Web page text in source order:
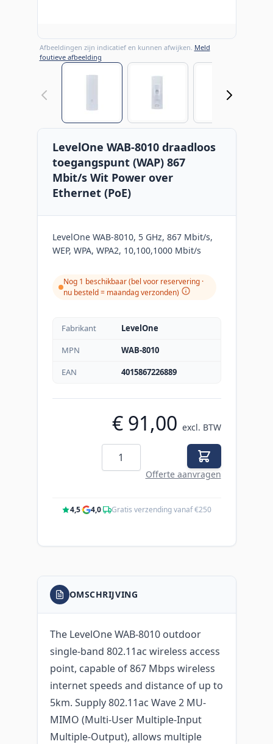
Afbeeldingen zijn indicatief en kunnen afwijken. Meld
foutieve afbeelding
View larger image
LevelOne WAB-8010 draadloos
toegangspunt (WAP) 867
Mbit/s Wit Power over
Ethernet (PoE)
LevelOne WAB-8010, 5 GHz, 867 Mbit/s,
WEP, WPA, WPA2, 10,100,1000 Mbit/s
Nog 1 beschikbaar (bel voor reservering ·
nu besteld = maandag verzonden)
Fabrikant
LevelOne
MPN
WAB-8010
EAN
4015867226889
€ 91,00 excl. BTW
Aantal
Offerte aanvragen
4,5· 4,0· Gratis verzending vanaf €250
OMSCHRIJVING
The LevelOne WAB-8010 outdoor
single-band 802.11ac wireless access
point, capable of 867 Mbps wireless
internet speeds and distance of up to
5km. Supply 802.11ac Wave 2 MU-
MIMO (Multi-User Multiple-Input
Multiple-Output), allows multiple